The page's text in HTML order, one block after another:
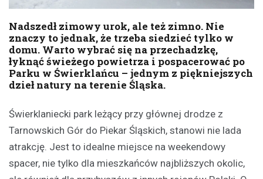
Nadszedł zimowy urok, ale też zimno. Nie
znaczy to jednak, że trzeba siedzieć tylko w
domu. Warto wybrać się na przechadzkę,
łyknąć świeżego powietrza i pospacerować po
Parku w Świerklańcu – jednym z piękniejszych
dzieł natury na terenie Śląska.
Świerklaniecki park leżący przy głównej drodze z
Tarnowskich Gór do Piekar Śląskich, stanowi nie lada
atrakcję. Jest to idealne miejsce na weekendowy
spacer, nie tylko dla mieszkańców najbliższych okolic,